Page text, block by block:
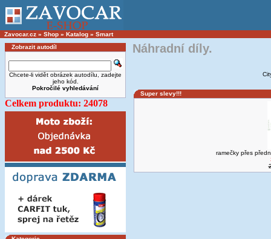
Zavocar.cz » Shop » Katalog » Smart
Zobrazit autodíl
Chcete-li vidět obrázek autodílu, zadejte
jeho kód.
Pokročilé vyhledávání
Celkem produktu: 24078
Náhradní díly.
Super slevy!!!
ramečky přes